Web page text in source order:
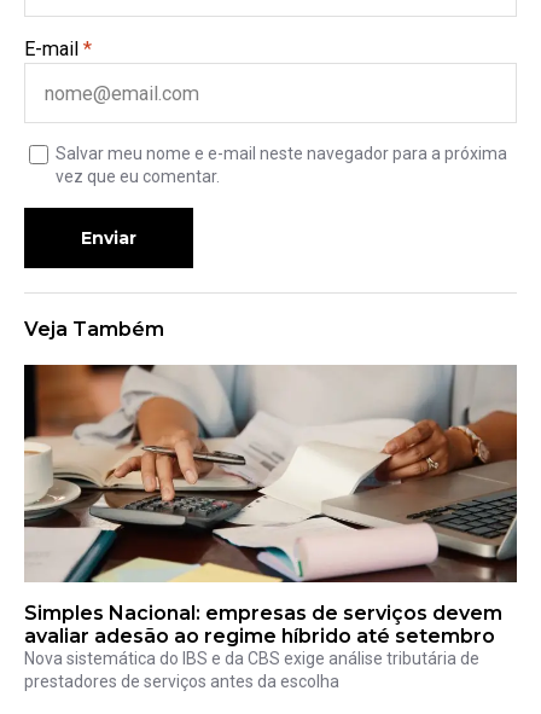
E-mail *
Salvar meu nome e e-mail neste navegador para a próxima
vez que eu comentar.
Enviar
Veja Também
Simples Nacional: empresas de serviços devem
avaliar adesão ao regime híbrido até setembro
Nova sistemática do IBS e da CBS exige análise tributária de
prestadores de serviços antes da escolha